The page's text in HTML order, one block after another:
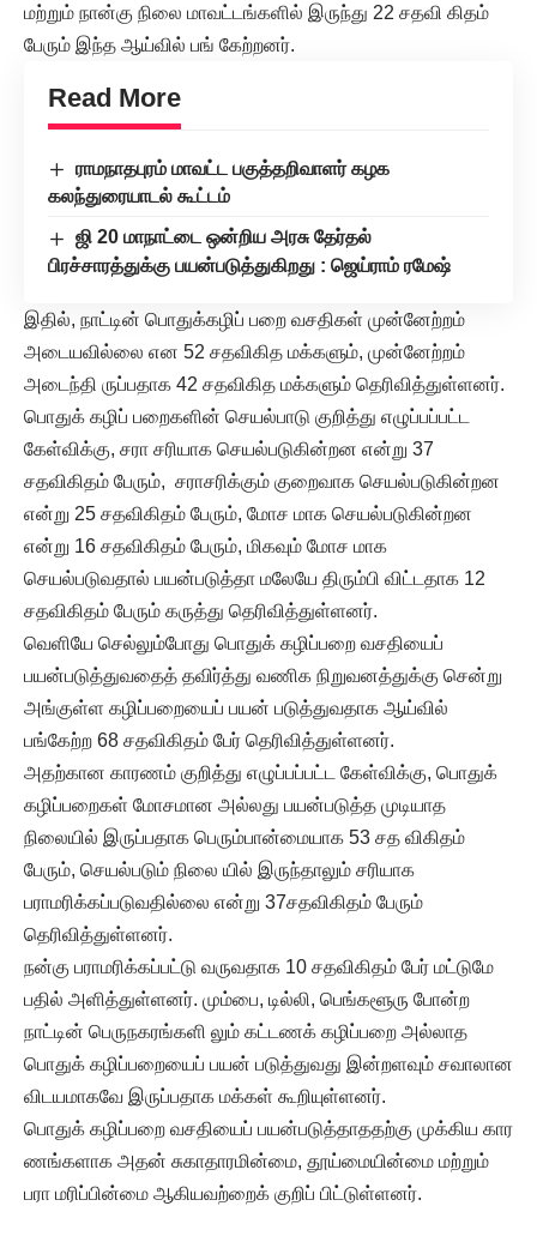
மற்றும் நான்கு நிலை மாவட்டங்களில் இருந்து 22 சதவி கிதம்
பேரும் இந்த ஆய்வில் பங் கேற்றனர்.
Read More
ராமநாதபுரம் மாவட்ட பகுத்தறிவாளர் கழக
கலந்துரையாடல் கூட்டம்
ஜி 20 மாநாட்டை ஒன்றிய அரசு தேர்தல்
பிரச்சாரத்துக்கு பயன்படுத்துகிறது : ஜெய்ராம் ரமேஷ்
இதில், நாட்டின் பொதுக்கழிப் பறை வசதிகள் முன்னேற்றம்
அடையவில்லை என 52 சதவிகித மக்களும், முன்னேற்றம்
அடைந்தி ருப்பதாக 42 சதவிகித மக்களும் தெரிவித்துள்ளனர்.
பொதுக் கழிப் பறைகளின் செயல்பாடு குறித்து எழுப்பப்பட்ட
கேள்விக்கு, சரா சரியாக செயல்படுகின்றன என்று 37
சதவிகிதம் பேரும், சராசரிக்கும் குறைவாக செயல்படுகின்றன
என்று 25 சதவிகிதம் பேரும், மோச மாக செயல்படுகின்றன
என்று 16 சதவிகிதம் பேரும், மிகவும் மோச மாக
செயல்படுவதால் பயன்படுத்தா மலேயே திரும்பி விட்டதாக 12
சதவிகிதம் பேரும் கருத்து தெரிவித்துள்ளனர்.
வெளியே செல்லும்போது பொதுக் கழிப்பறை வசதியைப்
பயன்படுத்துவதைத் தவிர்த்து வணிக நிறுவனத்துக்கு சென்று
அங்குள்ள கழிப்பறையைப் பயன் படுத்துவதாக ஆய்வில்
பங்கேற்ற 68 சதவிகிதம் பேர் தெரிவித்துள்ளனர்.
அதற்கான காரணம் குறித்து எழுப்பப்பட்ட கேள்விக்கு, பொதுக்
கழிப்பறைகள் மோசமான அல்லது பயன்படுத்த முடியாத
நிலையில் இருப்பதாக பெரும்பான்மையாக 53 சத விகிதம்
பேரும், செயல்படும் நிலை யில் இருந்தாலும் சரியாக
பராமரிக்கப்படுவதில்லை என்று 37சதவிகிதம் பேரும்
தெரிவித்துள்ளனர்.
நன்கு பராமரிக்கப்பட்டு வருவதாக 10 சதவிகிதம் பேர் மட்டுமே
பதில் அளித்துள்ளனர். மும்பை, டில்லி, பெங்களூரு போன்ற
நாட்டின் பெருநகரங்களி லும் கட்டணக் கழிப்பறை அல்லாத
பொதுக் கழிப்பறையைப் பயன் படுத்துவது இன்றளவும் சவாலான
விடயமாகவே இருப்பதாக மக்கள் கூறியுள்ளனர்.
பொதுக் கழிப்பறை வசதியைப் பயன்படுத்தாததற்கு முக்கிய கார
ணங்களாக அதன் சுகாதாரமின்மை, தூய்மையின்மை மற்றும்
பரா மரிப்பின்மை ஆகியவற்றைக் குறிப் பிட்டுள்ளனர்.